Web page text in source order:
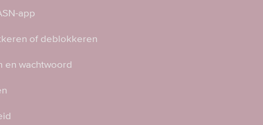
app
of deblokkeren
en wachtwoord